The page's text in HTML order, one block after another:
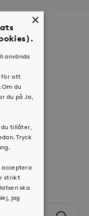
×
använda
för att
du
du på Ja,
tillåter,
Tryck
acceptera
strikt
ska
jag